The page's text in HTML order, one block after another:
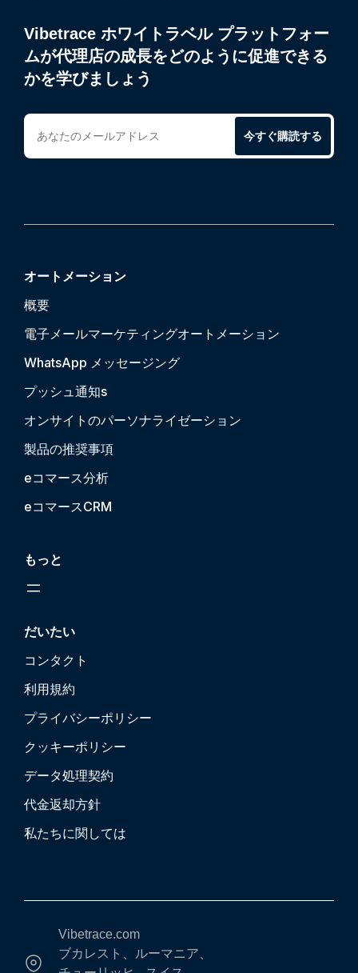
Vibetrace ホワイトラベル プラットフォー
ムが代理店の成長をどのように促進できる
かを学びましょう
今すぐ購読する
オートメーション
概要
電子メールマーケティングオートメーション
WhatsApp メッセージング
プッシュ通知s
オンサイトのパーソナライゼーション
製品の推奨事項
eコマース分析
eコマースCRM
もっと
だいたい
コンタクト
利用規約
プライバシーポリシー
クッキーポリシー
データ処理契約
代金返却方針
私たちに関しては
Vibetrace.com
ブカレスト、ルーマニア、